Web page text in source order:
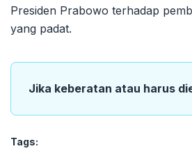
Presiden Prabowo terhadap
yang padat.
Jika keberatan atau harus
Tags: